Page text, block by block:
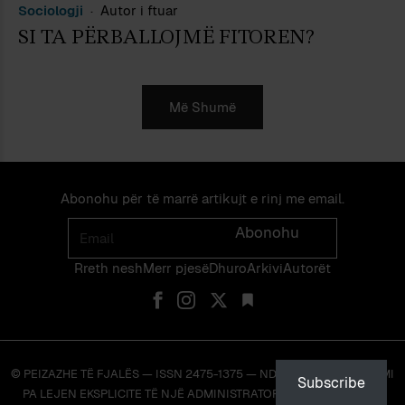
Sociologji Autor i ftuar
SI TA PËRBALLOJMË FITOREN?
Më Shumë
Abonohu për të marrë artikujt e rinj me email.
Email
Abonohu
Rreth neshMerr pjes​​ë​DhuroArkiviAutorët
© PEIZAZHE TË FJALËS — ISSN 2475-1375 — NDALOHET RIPRODHIMI
PA LEJEN EKSPLICITE TË NJË ADMINISTRATORI TË FAQES OSE TË
Subscribe